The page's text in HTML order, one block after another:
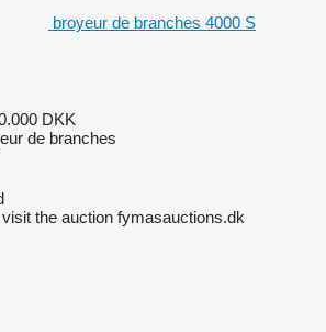
broyeur de branches 4000 S
DKK
de branches
the auction fymasauctions.dk